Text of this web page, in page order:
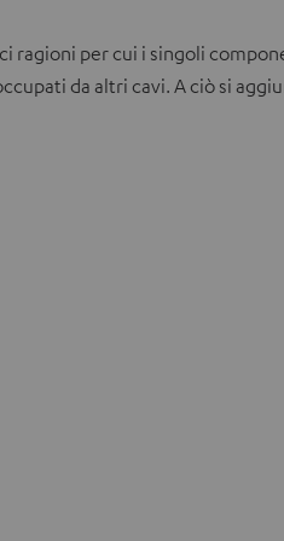
per cui i singoli
da altri cavi. A ciò si